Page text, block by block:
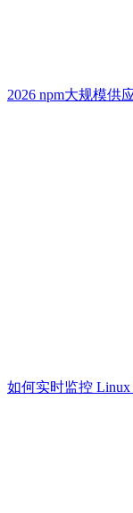
2026 npm大规模供
如何实时监控 Linux